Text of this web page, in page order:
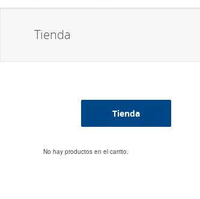
Tienda
Tienda
No hay productos en el carrito.